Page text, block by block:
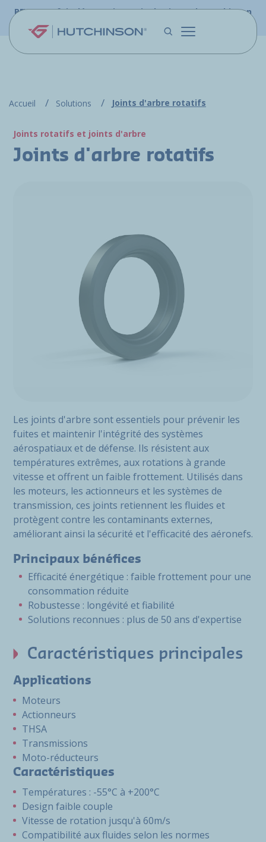
Aller au contenu principal
PFW.aero fait désormais partie du site web Hutchinson
Accueil Solutions Joints d'arbre rotatifs
Joints rotatifs et joints d'arbre
Joints d'arbre rotatifs
Les joints d'arbre sont essentiels pour prévenir les
fuites et maintenir l'intégrité des systèmes
aérospatiaux et de défense. Ils résistent aux
températures extrêmes, aux rotations à grande
vitesse et offrent un faible frottement. Utilisés dans
les moteurs, les actionneurs et les systèmes de
transmission, ces joints retiennent les fluides et
protègent contre les contaminants externes,
améliorant ainsi la sécurité et l'efficacité des aéronefs.
Principaux bénéfices
Efficacité énergétique : faible frottement pour une
consommation réduite
Robustesse : longévité et fiabilité
Solutions reconnues : plus de 50 ans d'expertise
Caractéristiques principales
Applications
Moteurs
Actionneurs
THSA
Transmissions
Moto-réducteurs
Caractéristiques
Températures : -55°C à +200°C
Design faible couple
Vitesse de rotation jusqu'à 60m/s
Compatibilité aux fluides selon les normes